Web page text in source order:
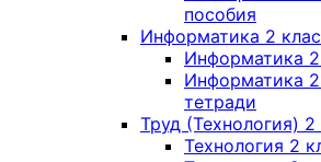
пособия
Информатика 2
Информатика
Информатика
тетради
Труд (Технология) 2
Технология 2